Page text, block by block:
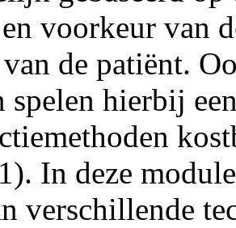
voorkeur van
de patiënt.
spelen hierbij
In deze
verschillende